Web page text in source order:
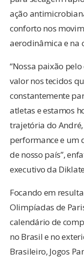
ação
conforto nos
aerodinâmica e na
“Nossa paixão
valor nos tecidos
constantemente
atletas e estamos
trajetória do
performance e um
de nosso país”,
executivo da
Focando em
Olimpíadas de
calendário de
no Brasil e no
Brasileiro, Jogos